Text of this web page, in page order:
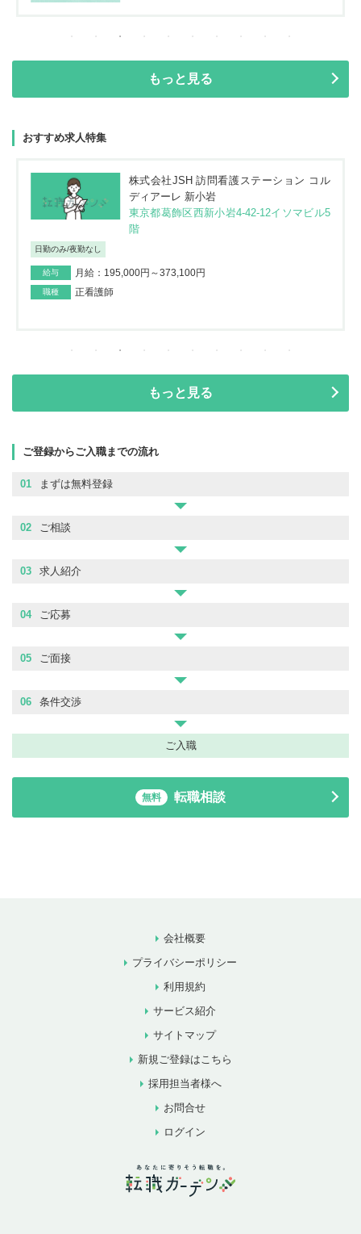
もっと見る
おすすめ求人特集
株式会社JSH 訪問看護ステーション コル
ディアーレ 新小岩
東京都葛飾区西新小岩4-42-12イソマビル5
階
日勤のみ/夜勤なし
給与 月給：195,000円～373,100円
職種 正看護師
もっと見る
ご登録からご入職までの流れ
01 まずは無料登録
02 ご相談
03 求人紹介
04 ご応募
05 ご面接
06 条件交渉
ご入職
無料 転職相談
会社概要
プライバシーポリシー
利用規約
サービス紹介
サイトマップ
新規ご登録はこちら
採用担当者様へ
お問合せ
ログイン